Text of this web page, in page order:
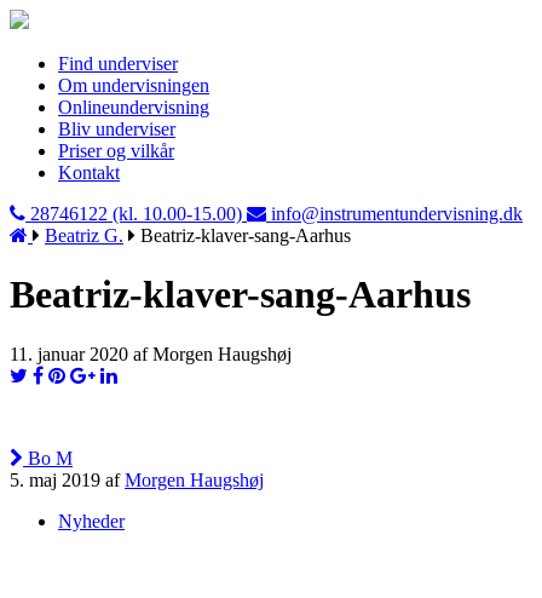
Find underviser
Om undervisningen
Onlineundervisning
Bliv underviser
Priser og vilkår
Kontakt
28746122 (kl. 10.00-15.00)
info@instrumentundervisning.dk
Beatriz G.
Beatriz-klaver-sang-Aarhus
Beatriz-klaver-sang-Aarhus
11. januar 2020 af Morgen Haugshøj
Bo M
5. maj 2019 afMorgen Haugshøj
Nyheder